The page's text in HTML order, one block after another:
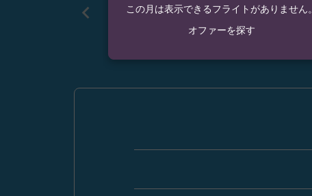
chevron_left
この月は表示できるフライトがありません。
オファーを探す